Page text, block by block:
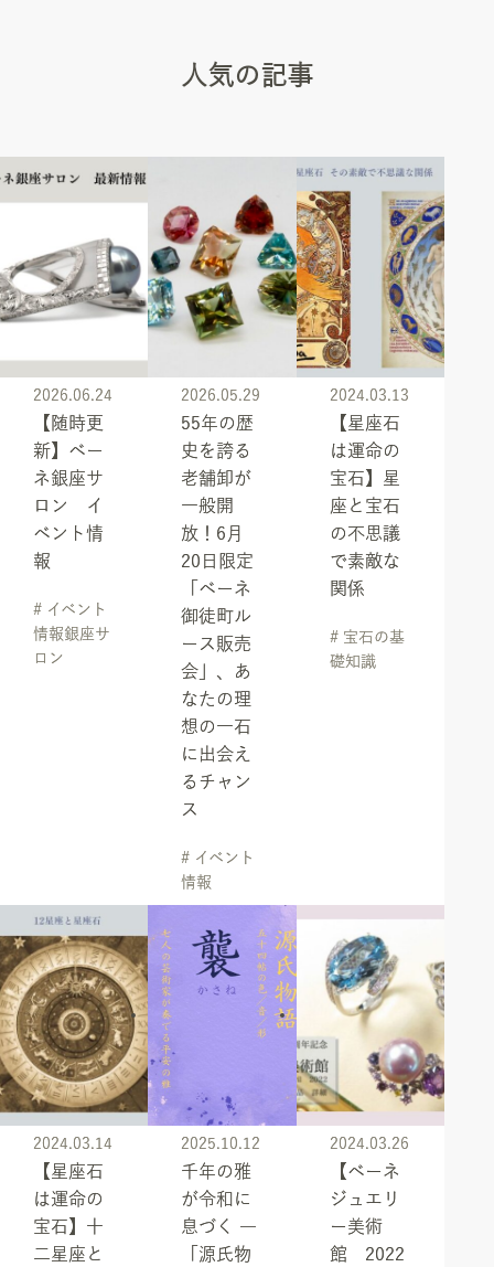
人気の記事
2026.06.24
【随時更
新】ベー
ネ銀座サ
ロン イ
ベント情
報
# イベント
情報銀座サ
ロン
2026.05.29
55年の歴
史を誇る
老舗卸が
一般開
放！6月
20日限定
「ベーネ
御徒町ル
ース販売
会」、あ
なたの理
想の一石
に出会え
るチャン
ス
# イベント
情報
2024.03.13
【星座石
は運命の
宝石】星
座と宝石
の不思議
で素敵な
関係
# 宝石の基
礎知識
2024.03.14
【星座石
は運命の
宝石】十
二星座と
2025.10.12
千年の雅
が令和に
息づく ―
「源氏物
2024.03.26
【ベーネ
ジュエリ
ー美術
館 2022